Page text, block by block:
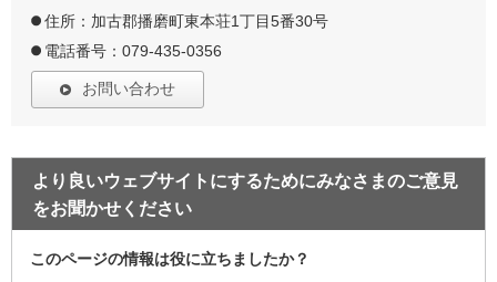
住所：加古郡播磨町東本荘1丁目5番30号
電話番号：079-435-0356
お問い合わせ
より良いウェブサイトにするためにみなさまのご意見
をお聞かせください
このページの情報は役に立ちましたか？